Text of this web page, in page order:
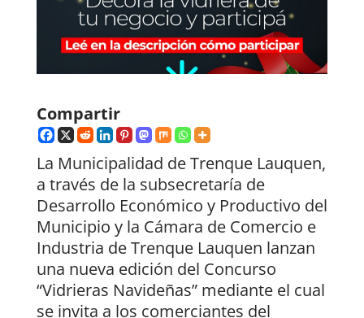
Compartir
La Municipalidad de Trenque Lauquen,
a través de la subsecretaría de
Desarrollo Económico y Productivo del
Municipio y la Cámara de Comercio e
Industria de Trenque Lauquen lanzan
una nueva edición del Concurso
“Vidrieras Navideñas” mediante el cual
se invita a los comerciantes del